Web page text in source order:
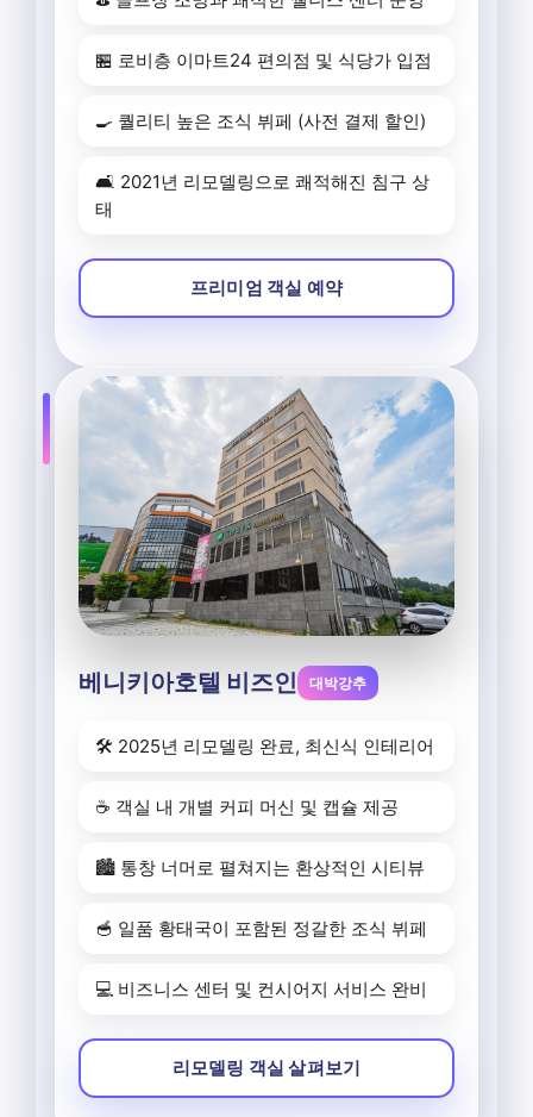
🏪 로비층 이마트24 편의점 및 식당가 입점
🍳 퀄리티 높은 조식 뷔페 (사전 결제 할인)
🛋️ 2021년 리모델링으로 쾌적해진 침구 상
태
프리미엄 객실 예약
베니키아호텔 비즈인 대박강추
🛠️ 2025년 리모델링 완료, 최신식 인테리어
☕ 객실 내 개별 커피 머신 및 캡슐 제공
🏙️ 통창 너머로 펼쳐지는 환상적인 시티뷰
🥣 일품 황태국이 포함된 정갈한 조식 뷔페
💻 비즈니스 센터 및 컨시어지 서비스 완비
리모델링 객실 살펴보기